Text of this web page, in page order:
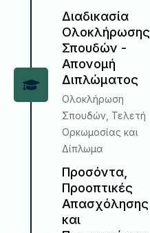
Διαδικασία
Ολοκλήρωσης
Σπουδών -
Απονομή
Διπλώματος
Ολοκλήρωση
Σπουδών, Τελετή
Ορκωμοσίας και
Δίπλωμα
Προσόντα,
Προοπτικές
Απασχόλησης
και